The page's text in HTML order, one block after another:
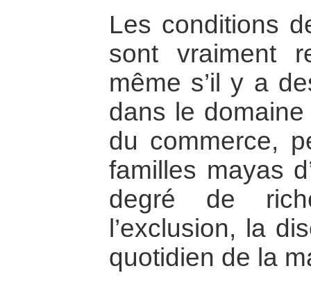
Les conditions
sont vraiment
même s’il y a
dans le
du commerce,
familles mayas
degré de
l’exclusion, la
quotidien de la